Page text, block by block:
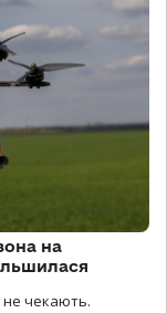
на
не чекають.